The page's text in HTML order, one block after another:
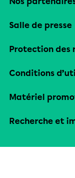
Salle de presse
Protection des
Conditions
Matériel
Recherche et